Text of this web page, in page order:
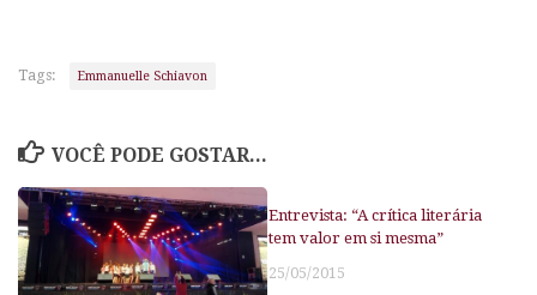
Tags: Emmanuelle Schiavon
VOCÊ PODE GOSTAR...
Entrevista: “A crítica literária
tem valor em si mesma”
25/05/2015